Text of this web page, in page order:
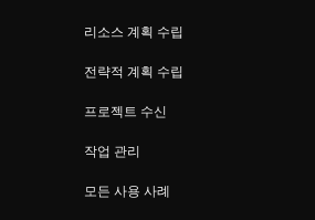
리소스 계획 수립
전략적 계획 수립
프로젝트 수신
작업 관리
모든 사용 사례